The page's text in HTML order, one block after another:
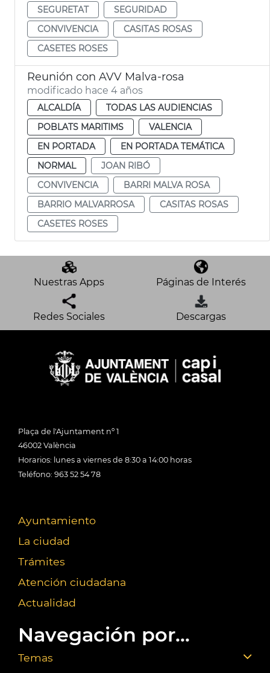
SEGURETAT
SEGURIDAD
CONVIVENCIA
CASITAS ROSAS
CASETES ROSES
Reunión con AVV Malva-rosa
modificado hace 4 años
ALCALDÍA
TODAS LAS AUDIENCIAS
POBLATS MARITIMS
VALENCIA
EN PORTADA
EN PORTADA TEMÁTICA
NORMAL
JOAN RIBÓ
CONVIVENCIA
BARRI MALVA ROSA
BARRIO MALVARROSA
CASITAS ROSAS
CASETES ROSES
Nuestras Apps Páginas de Interés
Redes Sociales Descargas
Plaça de l'Ajuntament nº 1
46002 València
Horarios: lunes a viernes de 8:30 a 14:00 horas
Teléfono: 963 52 54 78
Ayuntamiento
La ciudad
Trámites
Atención ciudadana
Actualidad
Navegación por...
Temas